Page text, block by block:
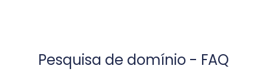
Pesquisa de domínio - FAQ